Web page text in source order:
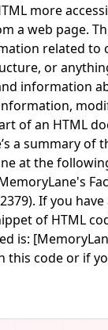
more
a web page.
related
or
information
of an HTML
a summary of
at the
If you
of HTML
is:
code or if